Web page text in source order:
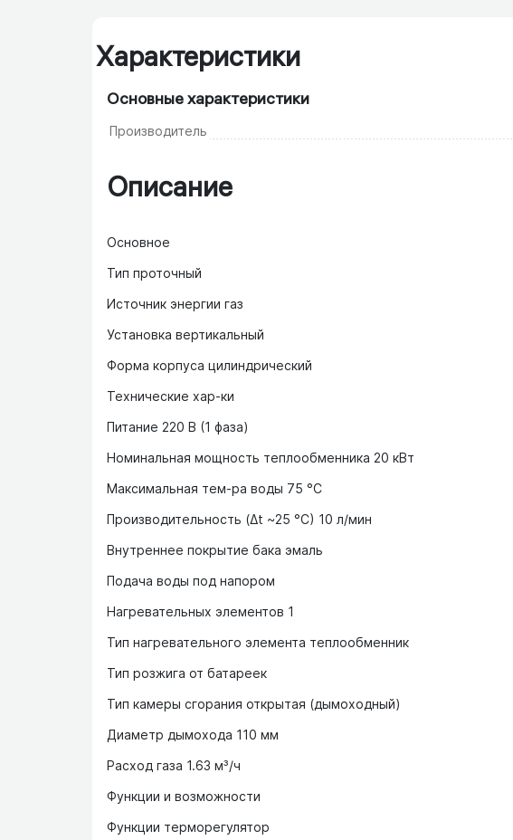
Характеристики
Основные характеристики
Производитель
Описание
Основное
Тип проточный
Источник энергии газ
Установка вертикальный
Форма корпуса цилиндрический
Технические хар-ки
Питание 220 В (1 фаза)
Номинальная мощность теплообменника 20 кВт
Максимальная тем-ра воды 75 °C
Производительность (Δt ~25 °C) 10 л/мин
Внутреннее покрытие бака эмаль
Подача воды под напором
Нагревательных элементов 1
Тип нагревательного элемента теплообменник
Тип розжига от батареек
Тип камеры сгорания открытая (дымоходный)
Диаметр дымохода 110 мм
Расход газа 1.63 м³/ч
Функции и возможности
Функции терморегулятор